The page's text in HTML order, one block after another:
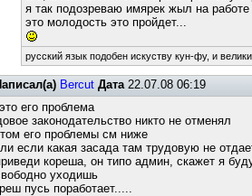
я так подозреваю имярек жыл на работе
это молодость это пройдет...
русский язык подобен искуству кун-фу, и
Bercut Дата22.07.08 06:19
его проблема
законодательство никто не отменял
его проблемы см ниже
если какая засада там трудовую не
кореша, он типо админ, скажет я
уходишь
пусь поработает.....